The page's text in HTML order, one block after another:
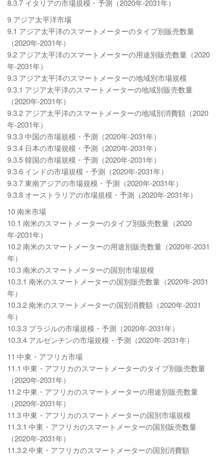
8.3.7 イタリアの市場規模・予測（2020年-2031年）
9 アジア太平洋市場
9.1 アジア太平洋のスマートメーターのタイプ別販売数量
（2020年-2031年）
9.2 アジア太平洋のスマートメーターの用途別販売数量（2020
年-2031年）
9.3 アジア太平洋のスマートメーターの地域別市場規模
9.3.1 アジア太平洋のスマートメーターの地域別販売数量
（2020年-2031年）
9.3.2 アジア太平洋のスマートメーターの地域別消費額（2020
年-2031年）
9.3.3 中国の市場規模・予測（2020年-2031年）
9.3.4 日本の市場規模・予測（2020年-2031年）
9.3.5 韓国の市場規模・予測（2020年-2031年）
9.3.6 インドの市場規模・予測（2020年-2031年）
9.3.7 東南アジアの市場規模・予測（2020年-2031年）
9.3.8 オーストラリアの市場規模・予測（2020年-2031年）
10 南米市場
10.1 南米のスマートメーターのタイプ別販売数量（2020
年-2031年）
10.2 南米のスマートメーターの用途別販売数量（2020年-2031
年）
10.3 南米のスマートメーターの国別市場規模
10.3.1 南米のスマートメーターの国別販売数量（2020年-2031
年）
10.3.2 南米のスマートメーターの国別消費額（2020年-2031
年）
10.3.3 ブラジルの市場規模・予測（2020年-2031年）
10.3.4 アルゼンチンの市場規模・予測（2020年-2031年）
11 中東・アフリカ市場
11.1 中東・アフリカのスマートメーターのタイプ別販売数量
（2020年-2031年）
11.2 中東・アフリカのスマートメーターの用途別販売数量
（2020年-2031年）
11.3 中東・アフリカのスマートメーターの国別市場規模
11.3.1 中東・アフリカのスマートメーターの国別販売数量
（2020年-2031年）
11.3.2 中東・アフリカのスマートメーターの国別消費額